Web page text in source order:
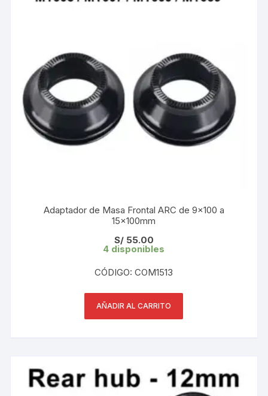
Adaptador de Masa Frontal ARC de 9×100 a
15x100mm
S/55.00
4 disponibles
CÓDIGO: COM1513
AÑADIR AL CARRITO